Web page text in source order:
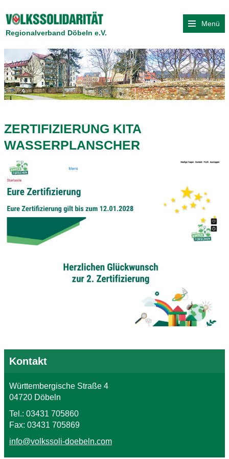
Regionalverband Döbeln e.V.
Menü
ZERTIFIZIERUNG KITA
WASSERPLANSCHER
Kontakt
Württembergische Straße 4
04720 Döbeln
Tel.: 03431 705860
Fax: 03431 705869
info@volkssoli-doebeln.com